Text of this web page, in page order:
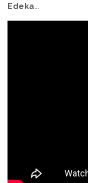
Edeka...